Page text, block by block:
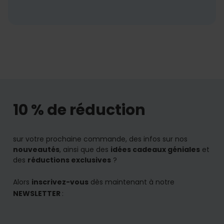
10 % de réduction
sur votre prochaine commande, des infos sur nos
nouveautés, ainsi que des idées cadeaux géniales et
des réductions exclusives ?
Alors inscrivez-vous dès maintenant à notre
NEWSLETTER :